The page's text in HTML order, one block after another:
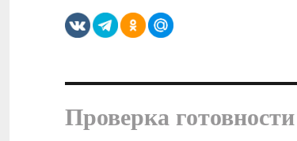
Проверка готовности